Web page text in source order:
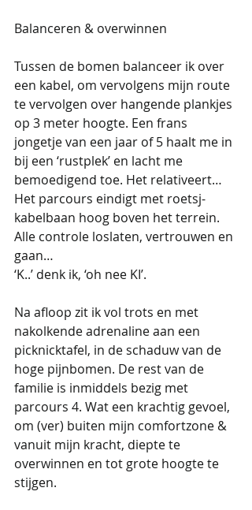
Balanceren & overwinnen
Tussen de bomen balanceer ik over
een kabel, om vervolgens mijn route
te vervolgen over hangende plankjes
op 3 meter hoogte. Een frans
jongetje van een jaar of 5 haalt me in
bij een ‘rustplek’ en lacht me
bemoedigend toe. Het relativeert…
Het parcours eindigt met roetsj-
kabelbaan hoog boven het terrein.
Alle controle loslaten, vertrouwen en
gaan…
‘K..’ denk ik, ‘oh nee KI’.
Na afloop zit ik vol trots en met
nakolkende adrenaline aan een
picknicktafel, in de schaduw van de
hoge pijnbomen. De rest van de
familie is inmiddels bezig met
parcours 4. Wat een krachtig gevoel,
om (ver) buiten mijn comfortzone &
vanuit mijn kracht, diepte te
overwinnen en tot grote hoogte te
stijgen.